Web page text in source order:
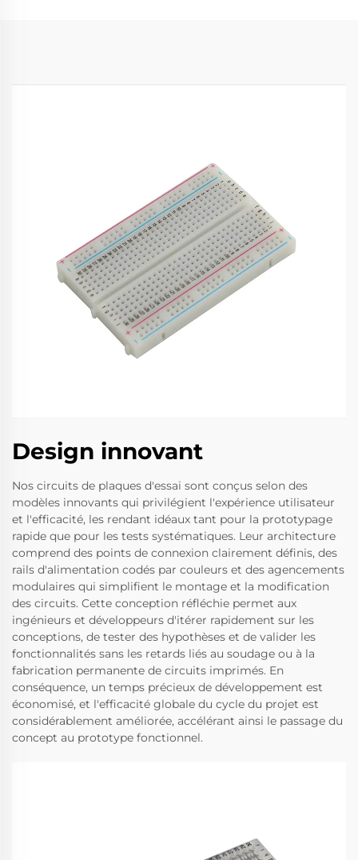
Design innovant
Nos circuits de plaques d'essai sont conçus selon des
modèles innovants qui privilégient l'expérience utilisateur
et l'efficacité, les rendant idéaux tant pour la prototypage
rapide que pour les tests systématiques. Leur architecture
comprend des points de connexion clairement définis, des
rails d'alimentation codés par couleurs et des agencements
modulaires qui simplifient le montage et la modification
des circuits. Cette conception réfléchie permet aux
ingénieurs et développeurs d'itérer rapidement sur les
conceptions, de tester des hypothèses et de valider les
fonctionnalités sans les retards liés au soudage ou à la
fabrication permanente de circuits imprimés. En
conséquence, un temps précieux de développement est
économisé, et l'efficacité globale du cycle du projet est
considérablement améliorée, accélérant ainsi le passage du
concept au prototype fonctionnel.